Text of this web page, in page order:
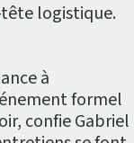
tête logistique.
à
formel
confie Gabriel